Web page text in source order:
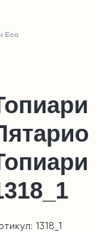
Eco
1318_1